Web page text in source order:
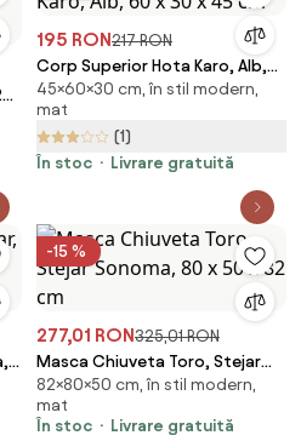
195 RON217 RON
Corp Superior Hota Karo, Alb,
60 x 30 x 45 cm
45×60×30 cm, în stil modern,
mat
(1)
În stoc
Livrare gratuită
-15 %
277,01 RON325,01 RON
Masca Chiuveta Toro, Stejar
Sonoma, 80 x 50 x 82 cm
82×80×50 cm, în stil modern,
mat
În stoc
Livrare gratuită